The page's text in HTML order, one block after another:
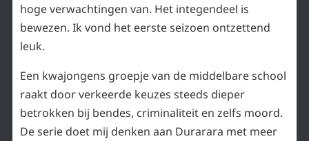
hoge verwachtingen van. Het integendeel is
bewezen. Ik vond het eerste seizoen ontzettend
leuk.
Een kwajongens groepje van de middelbare school
raakt door verkeerde keuzes steeds dieper
betrokken bij bendes, criminaliteit en zelfs moord.
De serie doet mij denken aan Durarara met meer